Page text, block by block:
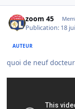
zoom 45
Publication: 18
AUTEUR
​quoi de neuf